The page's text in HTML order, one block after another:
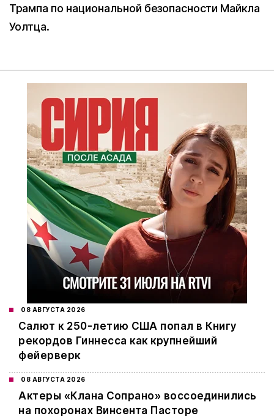
Трампа по национальной безопасности Майкла
Уолтца.
08 АВГУСТА 2026
Салют к 250-летию США попал в Книгу
рекордов Гиннесса как крупнейший
фейерверк
08 АВГУСТА 2026
Актеры «Клана Сопрано» воссоединились
на похоронах Винсента Пасторе